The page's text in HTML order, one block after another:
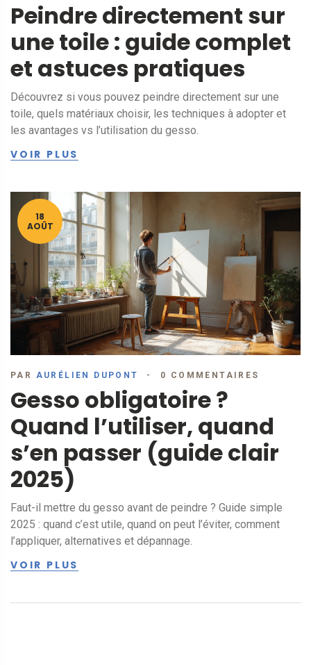
Peindre directement sur
une toile : guide complet
et astuces pratiques
Découvrez si vous pouvez peindre directement sur une
toile, quels matériaux choisir, les techniques à adopter et
les avantages vs l’utilisation du gesso.
VOIR PLUS
18
AOÛT
PAR AURÉLIEN DUPONT 0 COMMENTAIRES
Gesso obligatoire ?
Quand l’utiliser, quand
s’en passer (guide clair
2025)
Faut-il mettre du gesso avant de peindre ? Guide simple
2025 : quand c’est utile, quand on peut l’éviter, comment
l’appliquer, alternatives et dépannage.
VOIR PLUS